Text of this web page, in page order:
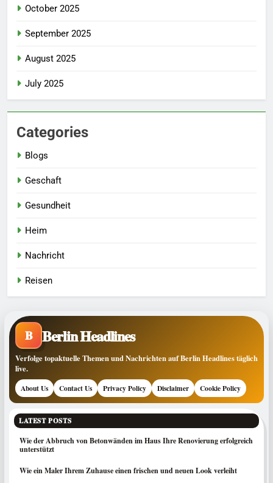
October 2025
September 2025
August 2025
July 2025
Categories
Blogs
Geschaft
Gesundheit
Heim
Nachricht
Reisen
B Berlin Headlines
Verfolge topaktuelle Themen und Nachrichten auf Berlin Headlines täglich
live.
About Us Contact Us Privacy Policy Disclaimer Cookie Policy
LATEST POSTS
Wie der Abbruch von Betonwänden im Haus Ihre Renovierung erfolgreich
unterstützt
Wie ein Maler Ihrem Zuhause einen frischen und neuen Look verleiht